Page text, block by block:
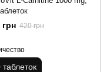
грн 420 грн
таблеток